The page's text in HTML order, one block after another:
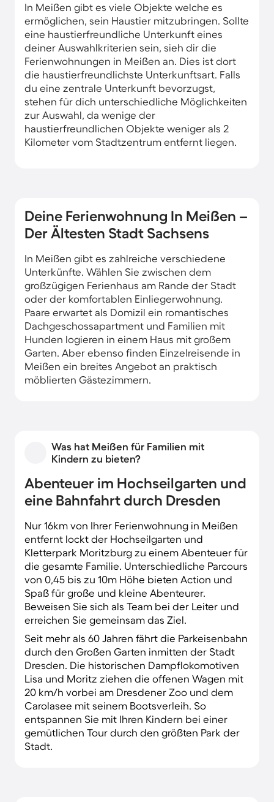
In Meißen gibt es viele Objekte welche es
ermöglichen, sein Haustier mitzubringen. Sollte
eine haustierfreundliche Unterkunft eines
deiner Auswahlkriterien sein, sieh dir die
Ferienwohnungen in Meißen an. Dies ist dort
die haustierfreundlichste Unterkunftsart. Falls
du eine zentrale Unterkunft bevorzugst,
stehen für dich unterschiedliche Möglichkeiten
zur Auswahl, da wenige der
haustierfreundlichen Objekte weniger als 2
Kilometer vom Stadtzentrum entfernt liegen.
Deine Ferienwohnung In Meißen –
Der Ältesten Stadt Sachsens
In Meißen gibt es zahlreiche verschiedene
Unterkünfte. Wählen Sie zwischen dem
großzügigen Ferienhaus am Rande der Stadt
oder der komfortablen Einliegerwohnung.
Paare erwartet als Domizil ein romantisches
Dachgeschossapartment und Familien mit
Hunden logieren in einem Haus mit großem
Garten. Aber ebenso finden Einzelreisende in
Meißen ein breites Angebot an praktisch
möblierten Gästezimmern.
Was hat Meißen für Familien mit
Kindern zu bieten?
Abenteuer im Hochseilgarten und
eine Bahnfahrt durch Dresden
Nur 16km von Ihrer Ferienwohnung in Meißen
entfernt lockt der Hochseilgarten und
Kletterpark Moritzburg zu einem Abenteuer für
die gesamte Familie. Unterschiedliche Parcours
von 0,45 bis zu 10m Höhe bieten Action und
Spaß für große und kleine Abenteurer.
Beweisen Sie sich als Team bei der Leiter und
erreichen Sie gemeinsam das Ziel.
Seit mehr als 60 Jahren fährt die Parkeisenbahn
durch den Großen Garten inmitten der Stadt
Dresden. Die historischen Dampflokomotiven
Lisa und Moritz ziehen die offenen Wagen mit
20 km/h vorbei am Dresdener Zoo und dem
Carolasee mit seinem Bootsverleih. So
entspannen Sie mit Ihren Kindern bei einer
gemütlichen Tour durch den größten Park der
Stadt.